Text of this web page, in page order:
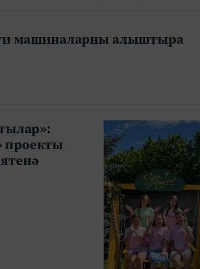
машиналарны алыштыра
проекты